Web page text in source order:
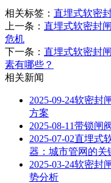
相关标签： 直埋式软密
上一条： 直埋式软密封
危机
下一条： 直埋式软密封
素有哪些？
相关新闻
2025-09-24软密封
方案
2025-08-11带锁闸
2025-07-02直埋式
器：城市管网的关
2025-03-24软密封
势分析